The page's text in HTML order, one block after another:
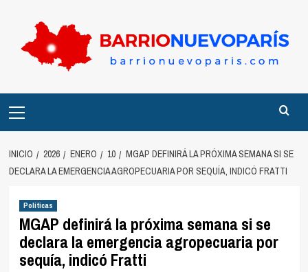
contenido
principal
INICIO 2026 ENERO 10
MGAP DEFINIRÁ LA PRÓXIMA SEMANA SI SE
DECLARA LA EMERGENCIA AGROPECUARIA POR SEQUÍA, INDICÓ FRATTI
Políticas
MGAP definirá la próxima semana si se
declara la emergencia agropecuaria por
sequía, indicó Fratti